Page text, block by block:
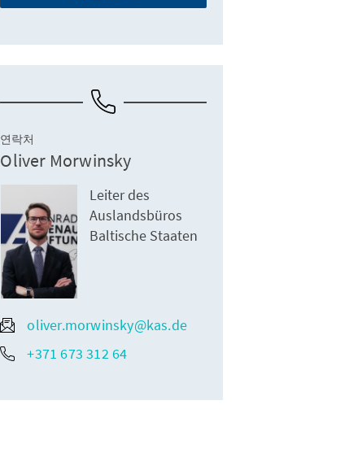
연락처
Oliver Morwinsky
Leiter des
Auslandsbüros
Baltische Staaten
oliver.morwinsky@kas.de
+371 673 312 64